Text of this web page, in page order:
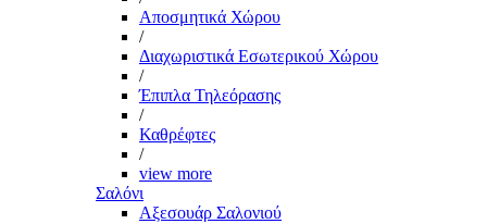
Αποσμητικά Χώρου
/
Διαχωριστικά Εσωτερικού Χώρου
/
Έπιπλα Τηλεόρασης
/
Καθρέφτες
/
view more
Σαλόνι
Αξεσουάρ Σαλονιού